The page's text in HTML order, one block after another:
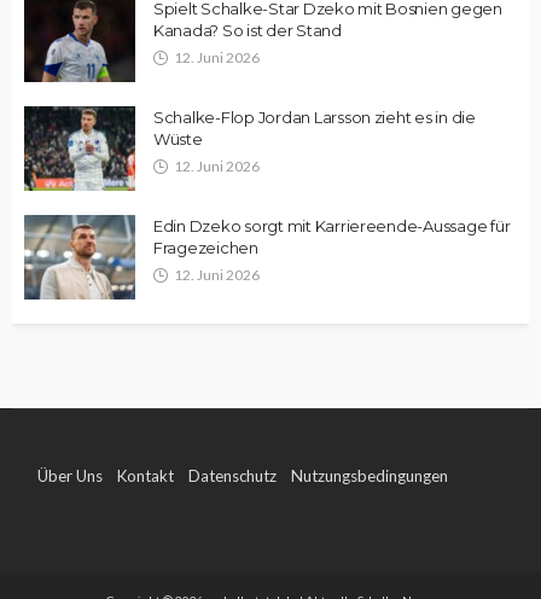
Spielt Schalke-Star Dzeko mit Bosnien gegen
Kanada? So ist der Stand
12. Juni 2026
Schalke-Flop Jordan Larsson zieht es in die
Wüste
12. Juni 2026
Edin Dzeko sorgt mit Karriereende-Aussage für
Fragezeichen
12. Juni 2026
Über Uns Kontakt Datenschutz Nutzungsbedingungen